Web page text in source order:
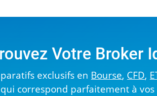
Votre Broker
exclusifs en Bourse, CFD,
correspond parfaitement à vos